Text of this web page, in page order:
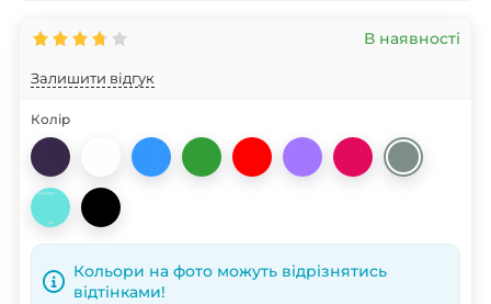
Залишити відгук
В наявності
Колір
Кольори на фото можуть відрізнятись
відтінками!